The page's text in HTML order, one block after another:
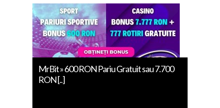
MrBit » 600 RON Pariu Gratuit sau 7.700
RON [..]